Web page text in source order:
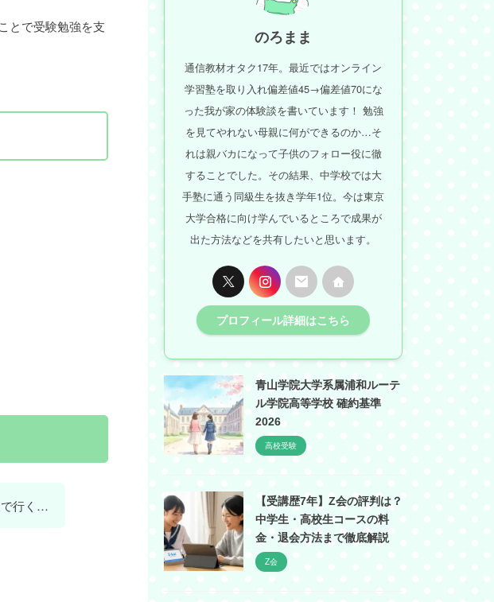
とで受験勉強を支
で行く…
のろまま
通信教材オタク17年。最近ではオンライン
学習塾を取り入れ偏差値45→偏差値70にな
った我が家の体験談を書いています！ 勉強
を見てやれない母親に何ができるのか…そ
れは親バカになって子供のフォロー役に徹
することでした。その結果、中学校では大
手塾に通う同級生を抜き学年1位。今は東京
大学合格に向け学んでいるところで成果が
出た方法などを共有したいと思います。
プロフィール詳細はこちら
青山学院大学系属浦和ルーテ
ル学院高等学校 確約基準
2026
高校受験
【受講歴7年】Z会の評判は？
中学生・高校生コースの料
金・退会方法まで徹底解説
Z会